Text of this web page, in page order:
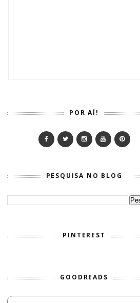
POR AÍ!
PESQUISA NO BLOG
PINTEREST
GOODREADS